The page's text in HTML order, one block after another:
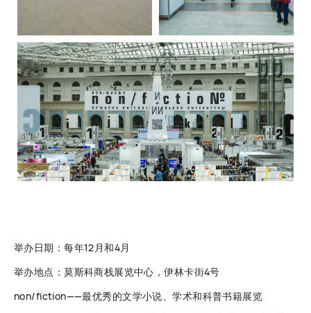
举办日期：每年12月和4月
举办地点：莫斯科商栈展览中心，伊林卡街4号
non/fiction——最优秀的文学小说、学术和科普书籍展览